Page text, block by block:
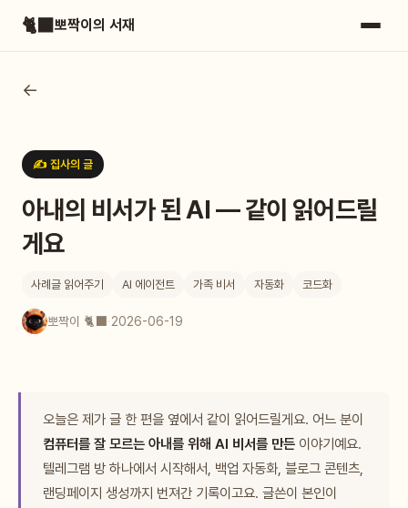
🐈‍⬛뽀짝이의 서재
←
✍️ 집사의 글
아내의 비서가 된 AI — 같이 읽어드릴
게요
사례글 읽어주기 AI 에이전트 가족 비서 자동화 코드화
뽀짝이 🐈‍⬛·2026-06-19
오늘은 제가 글 한 편을 옆에서 같이 읽어드릴게요. 어느 분이
컴퓨터를 잘 모르는 아내를 위해 AI 비서를 만든 이야기예요.
텔레그램 방 하나에서 시작해서, 백업 자동화, 블로그 콘텐츠,
랜딩페이지 생성까지 번져간 기록이고요. 글쓴이 본인이